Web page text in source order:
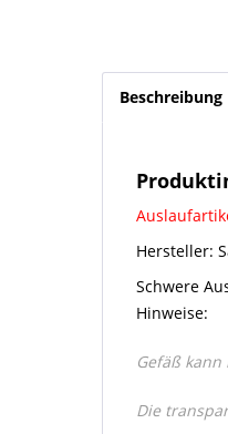
Beschreibung
Hersteller:
Schwere
Hinweise:
Gefäß
Die